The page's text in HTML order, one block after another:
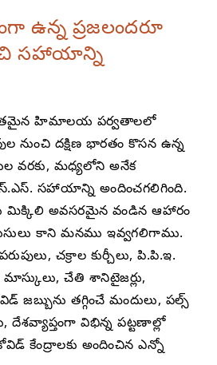
ఉన్న ప్రజలందరూ
సహాయాన్ని
హిమాలయ పర్వతాలలో
నుంచి దక్షిణ భారతం కొసన ఉన్న
వరకు, మధ్యలోని అనేక
సహాయాన్ని అందించగలిగింది.
మిక్కిలి అవసరమైన వండిన ఆహారం
కాని మనము ఇవ్వగలిగాము.
చక్రాల కుర్చీలు, పి.పి.ఇ.
చేతి శానిటైజర్లు,
జబ్బును తగ్గించే మందులు, పల్స్
దేశవ్యాప్తంగా విభిన్న పట్టణాల్లో
కేంద్రాలకు అందించిన ఎన్నో